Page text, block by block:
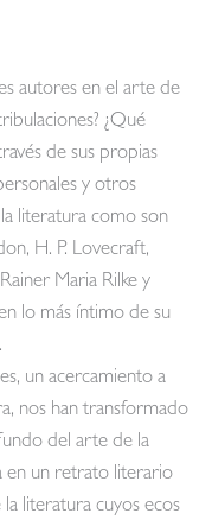
autores en el arte de
¿Qué
de sus propias
y otros
literatura como son
H. P. Lovecraft,
Maria Rilke y
lo más íntimo de su
un acercamiento a
nos han transformado
del arte de la
en un retrato literario
literatura cuyos ecos